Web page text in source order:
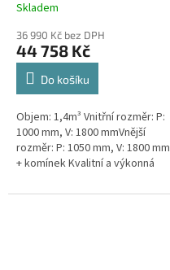
Průměrné
produktu
je
5,0
hvězdiček.
Skladem
36 990 Kč bez DPH
44 758 Kč
Do košíku
Objem: 1,4m³ Vnitřní rozměr: P:
1000 mm, V: 1800 mmVnější
rozměr: P: 1050 mm, V: 1800 mm
+ komínek Kvalitní a výkonná
rodinným domům,